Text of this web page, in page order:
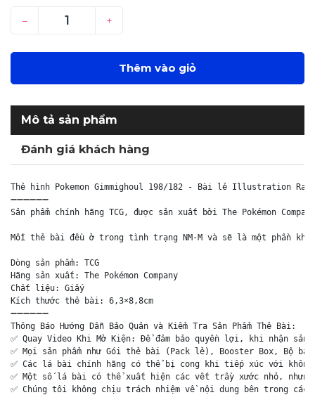
– +
Thêm vào giỏ
Mô tả sản phẩm
Đánh giá khách hàng
Thẻ hình Pokemon Gimmighoul 198/182 - Bài lẻ Illustration
➖➖➖➖➖➖
Sản phẩm chính hãng TCG, được sản xuất bởi The Pokémon
Mỗi thẻ bài đều ở trong tình trạng NM-M và sẽ là một phần
Dòng sản phẩm: TCG
Hãng sản xuất: The Pokémon Company
Chất liệu: Giấy
Kích thước thẻ bài: 6,3×8,8cm
➖➖➖➖➖➖
Thông Báo Hướng Dẫn Bảo Quản và Kiểm Tra Sản Phẩm Thẻ Bài:
✅ Quay Video Khi Mở Kiện: Để đảm bảo quyền lợi, khi nhận
✅ Mọi sản phẩm như Gói thẻ bài (Pack lẻ), Booster Box, Bộ
✅ Các lá bài chính hãng có thể bị cong khi tiếp xúc với
✅ Một số lá bài có thể xuất hiện các vết trầy xước nhỏ,
✅ Chúng tôi không chịu trách nhiệm về nội dung bên trong